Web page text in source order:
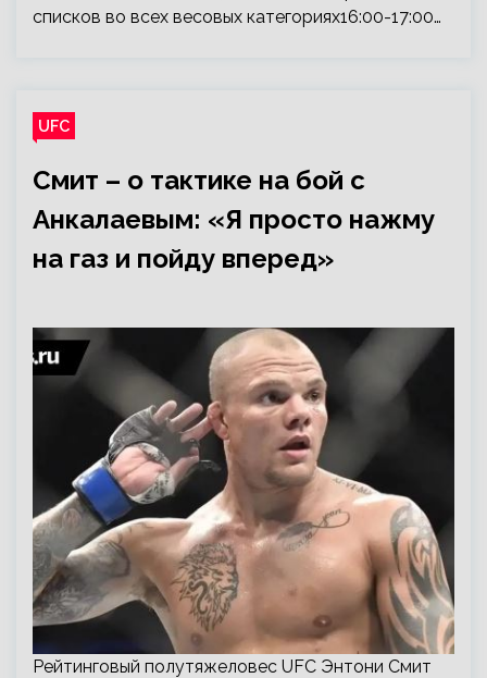
списков во всех весовых категориях16:00-17:00…
UFC
Смит – о тактике на бой с
Анкалаевым: «Я просто нажму
на газ и пойду вперед»
Рейтинговый полутяжеловес UFC Энтони Смит